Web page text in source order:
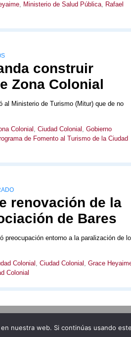
, Ministerio de Salud Pública, Rafael
construir
Zona Colonial
al Ministerio de Turismo (Mitur) que de no
Colonial , Ciudad Colonial , Gobierno
de Fomento al Turismo de la Ciudad
renovación de la
de Bares
preocupación entorno a la paralización de
Colonial, Ciudad Colonial , Grace
Colonial
nuestra web. Si continúas usando